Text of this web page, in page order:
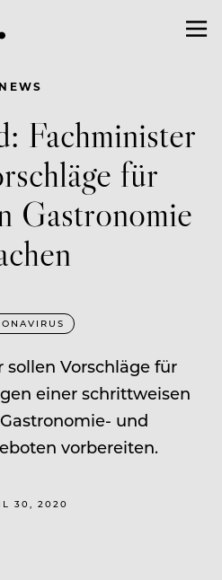
NEWS
Fachminister
für
Gastronomie
Vorschläge für
einer schrittweisen
und
vorbereiten.
30, 2020